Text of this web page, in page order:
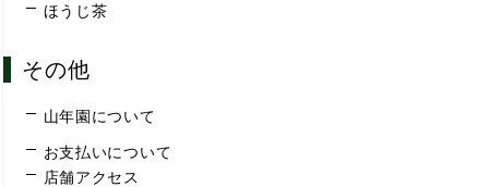
ほうじ茶
その他
山年園について
お支払いについて
店舗アクセス